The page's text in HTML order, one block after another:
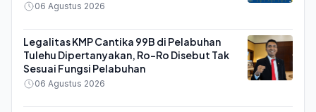
06 Agustus 2026
Legalitas KMP Cantika 99B di Pelabuhan
Tulehu Dipertanyakan, Ro-Ro Disebut Tak
Sesuai Fungsi Pelabuhan
06 Agustus 2026